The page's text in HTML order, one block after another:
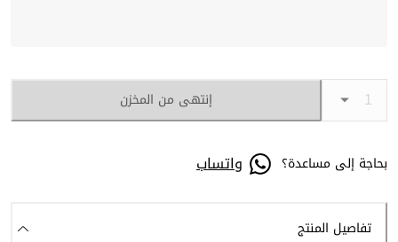
إنتهى من المخزن
بحاجة إلى مساعدة؟ واتساب
تفاصيل المنتج